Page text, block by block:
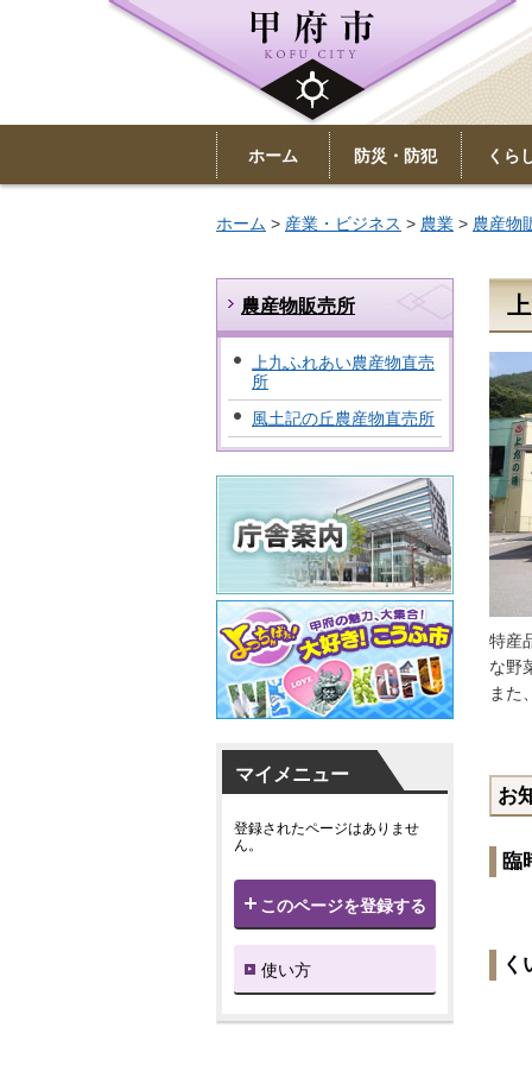
ホーム 防災・防犯 くら
ホーム > 産業・ビジネス > 農業 > 農産物
農産物販売所
上九ふれあい農産物直売
所
風土記の丘農産物直売所
マイメニュー
登録されたページはありませ
ん。
このページを登録する
使い方
特産
な野
また
お
臨
く